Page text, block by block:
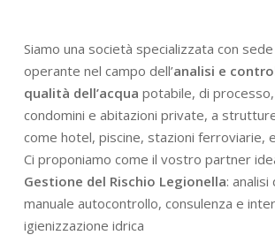
Siamo una società specializzata con
operante nel campo dell’analisi e
qualità dell’acqua potabile, di
condomini e abitazioni private, a
come hotel, piscine, stazioni ferroviarie,
Ci proponiamo come il vostro partner
Gestione del Rischio Legionella: analisi
manuale autocontrollo, consulenza e
igienizzazione idrica